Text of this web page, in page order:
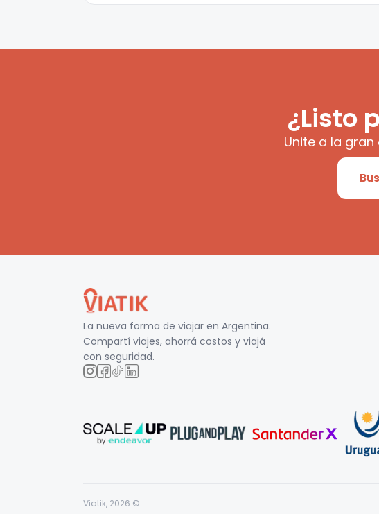
¿Listo
Unite a la
La nueva forma de viajar en Argentina.
Compartí viajes, ahorrá costos y viajá
con seguridad.
Viatik, 2026 ©